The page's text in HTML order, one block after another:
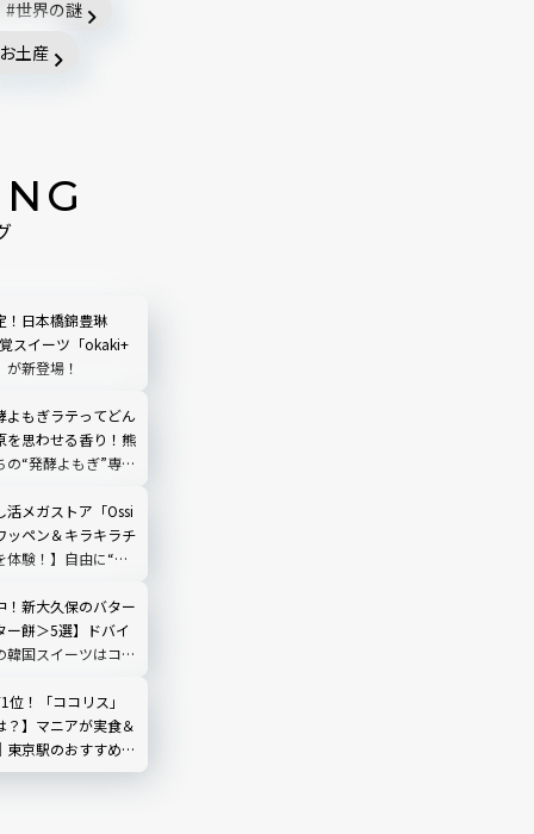
世界の謎
お土産
！日本橋錦豊琳
スイーツ「okaki+
新登場！
よもぎラテってどん
を思わせる香り！熊
の“発酵よもぎ”専門
にオープン！人気
活メガストア「Ossi
ッペン＆キラキラチ
体験！】自由に“好
！新大久保のバター
ー餅＞5選】ドバイ
韓国スイーツはコ
位！「ココリス」
？】マニアが実食＆
東京駅のおすすめ土